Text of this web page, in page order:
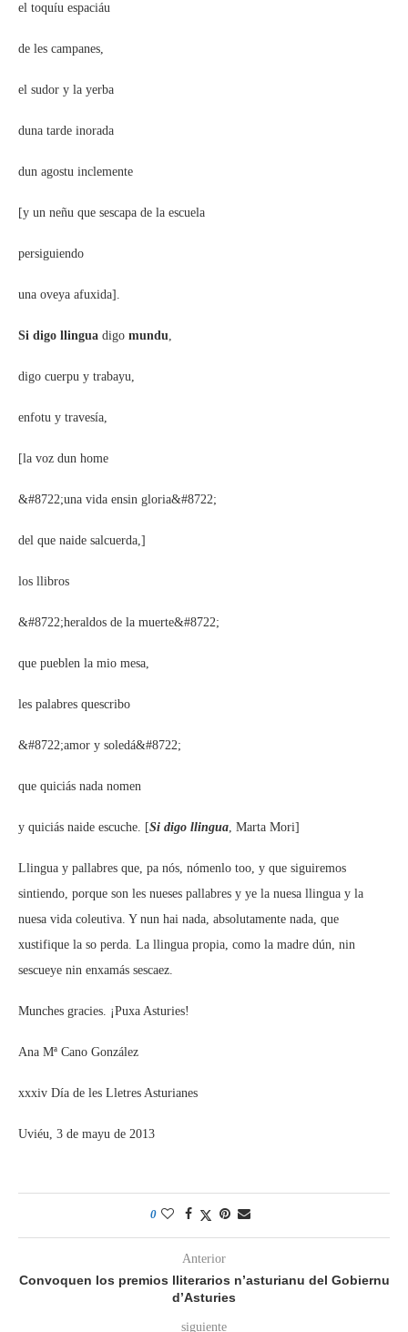
el toquíu espaciáu
de les campanes,
el sudor y la yerba
duna tarde inorada
dun agostu inclemente
[y un neñu que sescapa de la escuela
persiguiendo
una oveya afuxida].
Si digo llingua digo mundu,
digo cuerpu y trabayu,
enfotu y travesía,
[la voz dun home
&#8722;una vida ensin gloria&#8722;
del que naide salcuerda,]
los llibros
&#8722;heraldos de la muerte&#8722;
que pueblen la mio mesa,
les palabres quescribo
&#8722;amor y soledá&#8722;
que quiciás nada nomen
y quiciás naide escuche. [Si digo llingua, Marta Mori]
Llingua y pallabres que, pa nós, nómenlo too, y que siguiremos
sintiendo, porque son les nueses pallabres y ye la nuesa llingua y la
nuesa vida coleutiva. Y nun hai nada, absolutamente nada, que
xustifique la so perda. La llingua propia, como la madre dún, nin
sescueye nin enxamás sescaez.
Munches gracies. ¡Puxa Asturies!
Ana Mª Cano González
xxxiv Día de les Lletres Asturianes
Uviéu, 3 de mayu de 2013
0
Anterior
Convoquen los premios lliterarios n’asturianu del Gobiernu
d’Asturies
siguiente